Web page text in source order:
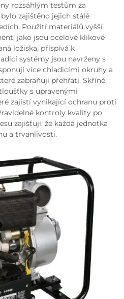
rozsáhlým testům za
zajištěno jejich stálé
Použití materiálů vyšší
jako jsou ocelové klikové
ložiska, přispívá k
systémy jsou navrženy s
více chladicími okruhy a
zabraňují přehřátí. Skříně
s upravenými
zajistí vynikající ochranu proti
kontroly kvality po
zajišťují, že každá jednotka
a trvanlivosti.